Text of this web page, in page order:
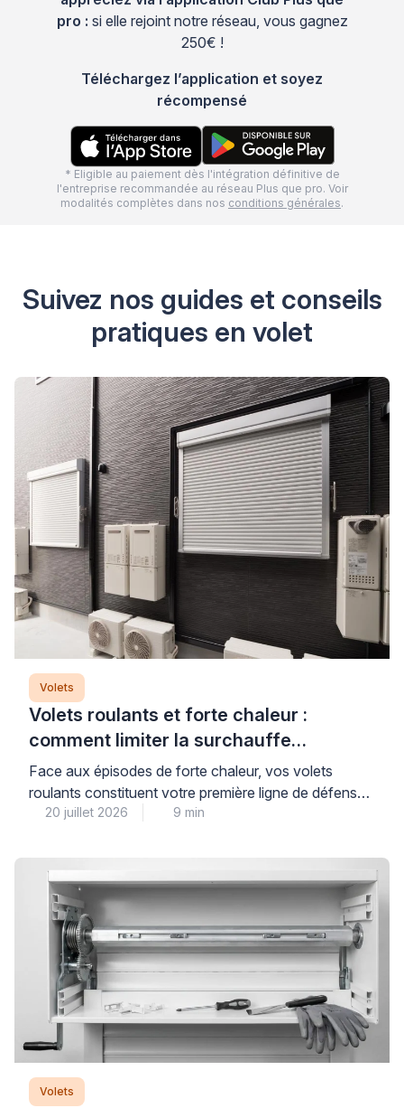
pro : si elle rejoint notre réseau, vous gagnez
250€ !
Téléchargez l’application et soyez
récompensé
* Eligible au paiement dès l'intégration définitive de
l'entreprise recommandée au réseau Plus que pro. Voir
modalités complètes dans nos conditions générales.
Suivez nos guides et conseils
pratiques en volet
Volets
Volets roulants et forte chaleur :
comment limiter la surchauffe
efficacement
Face aux épisodes de forte chaleur, vos volets
roulants constituent votre première ligne de défense,
à condition de bien les choisir et de les utiliser
réellement performante repose sur trois piliers : des
équipements aux matériaux et couleurs adaptés, une
stratégie d’ouverture-fermeture maîtrisée, et souvent
l’association avec des protections […]
20 juillet 2026 9 min
Volets